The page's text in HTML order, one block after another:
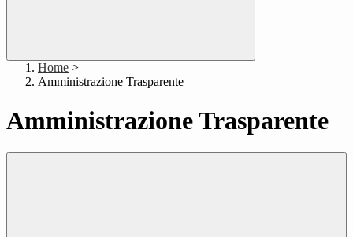
Home >
Amministrazione Trasparente
Amministrazione Trasparente